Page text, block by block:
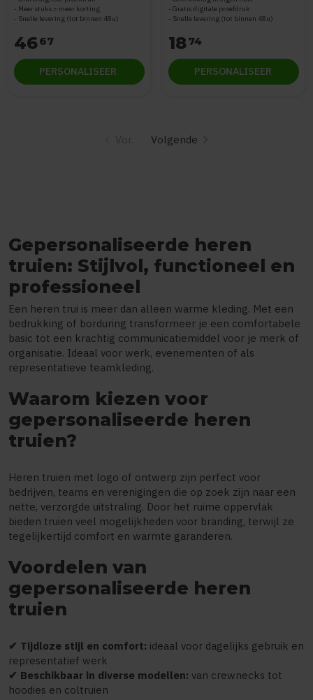
Meer stuks = meer korting
Snelle levering (tot binnen 48u)
4667
PERSONALISEER
Gratis digitale proefdruk
Snelle levering (tot binnen 48u)
1874
PERSONALISEER
Vor. Volgende
Gepersonaliseerde heren
truien: Stijlvol, functioneel en
professioneel
Een heren trui is meer dan alleen warme kleding. Met een
bedrukking of borduring transformeer je een comfortabele
basic tot een krachtig communicatiemiddel voor je merk of
organisatie. Ideaal voor werk, evenementen of als
representatieve teamkleding.
Waarom kiezen voor
gepersonaliseerde heren
truien?
Heren truien met logo of ontwerp zijn perfect voor
bedrijven, teams en verenigingen die op zoek zijn naar een
nette, verzorgde uitstraling. Door het ruime oppervlak
bieden truien veel mogelijkheden voor branding, terwijl ze
tegelijkertijd comfort en warmte garanderen.
Voordelen van
gepersonaliseerde heren
truien
✔ Tijdloze stijl en comfort: ideaal voor dagelijks gebruik en
representatief werk
✔ Beschikbaar in diverse modellen: van crewnecks tot
hoodies en coltruien